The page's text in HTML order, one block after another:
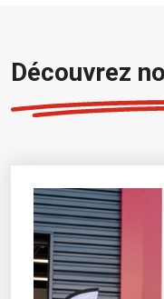
Découvrez